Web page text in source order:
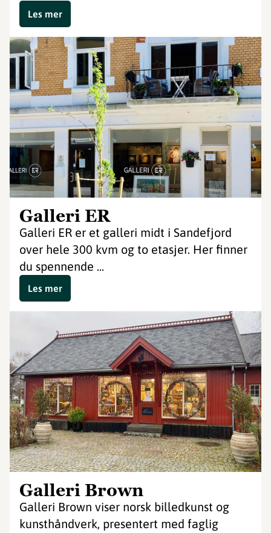
Les mer
Galleri ER
Galleri ER er et galleri midt i Sandefjord
over hele 300 kvm og to etasjer. Her finner
du spennende ...
Les mer
Galleri Brown
Galleri Brown viser norsk billedkunst og
kunsthåndverk, presentert med faglig